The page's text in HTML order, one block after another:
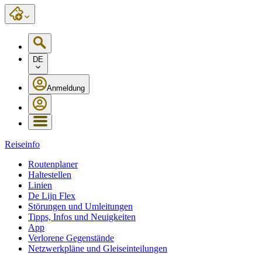
DE
Anmeldung
Reiseinfo
Routenplaner
Haltestellen
Linien
De Lijn Flex
Störungen und Umleitungen
Tipps, Infos und Neuigkeiten
App
Verlorene Gegenstände
Netzwerkpläne und Gleiseinteilungen